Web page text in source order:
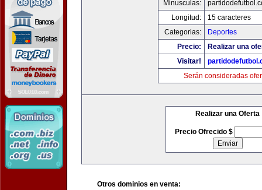
Minusculas:
Longitud:
15 caracteres
Categorias:
Deportes
Precio:
Realizar una
Visitar!
Serán consideradas
Realizar una Oferta
Precio Ofrecido $
Otros dominios en venta: